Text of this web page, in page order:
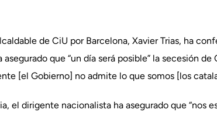
de CiU por Barcelona, Xavier Trias, ha
asegurado que “un día será posible” la secesión
[el Gobierno] no admite lo que somos [los
el dirigente nacionalista ha asegurado que “nos